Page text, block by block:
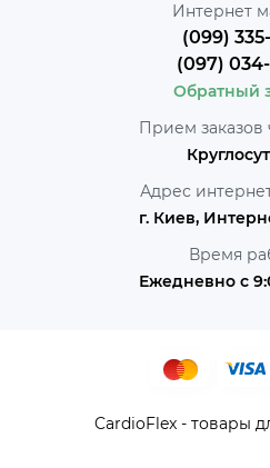
Интернет
(099)
(097)
Обратный
Прием заказов
Адрес
г. Киев,
Время
Ежедневно с
CardioFlex - товары